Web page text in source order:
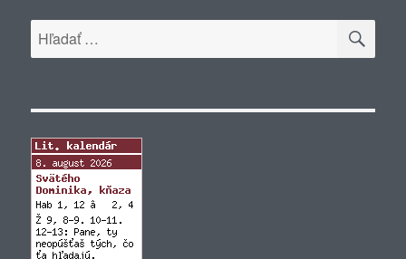
Hľadať: